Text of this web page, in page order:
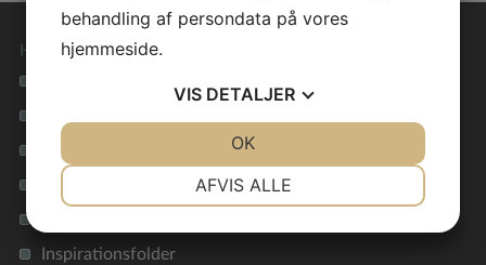
Hurtige genveje
Lavenergihuse for miljøet
Inspirationsfolder
behandling af persondata på vores
hjemmeside.
VIS DETALJER
MARKETING
AFVIS ALLE
OK